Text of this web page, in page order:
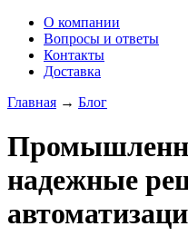
О компании
Вопросы и ответы
Контакты
Доставка
Главная → Блог
надежные